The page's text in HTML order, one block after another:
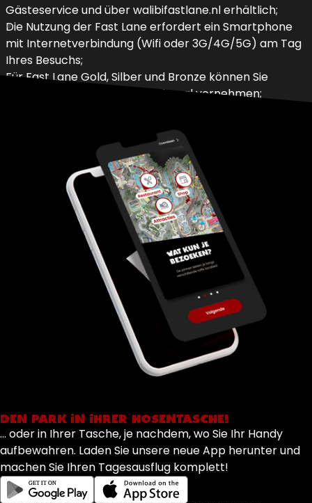
Gästeservice und über walibifastlane.nl erhältlich;
Die Nutzung der Fast Lane erfordert ein Smartphone
mit Internetverbindung (Wifi oder 3G/4G/5G) am Tag
Ihres Besuchs;
Für Fast Lane Gold, Silber und Bronze können Sie
maximal 1 Reservierung auf einmal vornehmen;
DEN PARK IN IHRER HOSENTASCHE!
... oder in Ihrer Tasche, je nachdem, wo Sie Ihr Handy
aufbewahren. Laden Sie unsere neue App herunter und
machen Sie Ihren Tagesausflug komplett!